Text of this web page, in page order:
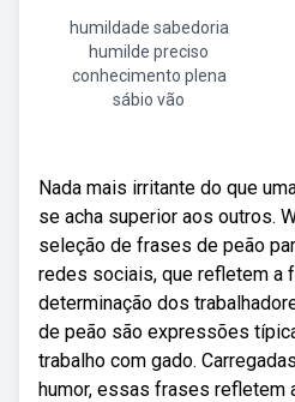
humildade sabedoria
humilde preciso
conhecimento plena
sábio vão
Nada mais irritante do que
se acha superior aos outros.
seleção de frases de peão
redes sociais, que refletem a
determinação dos
de peão são expressões
trabalho com gado.
humor, essas frases refletem